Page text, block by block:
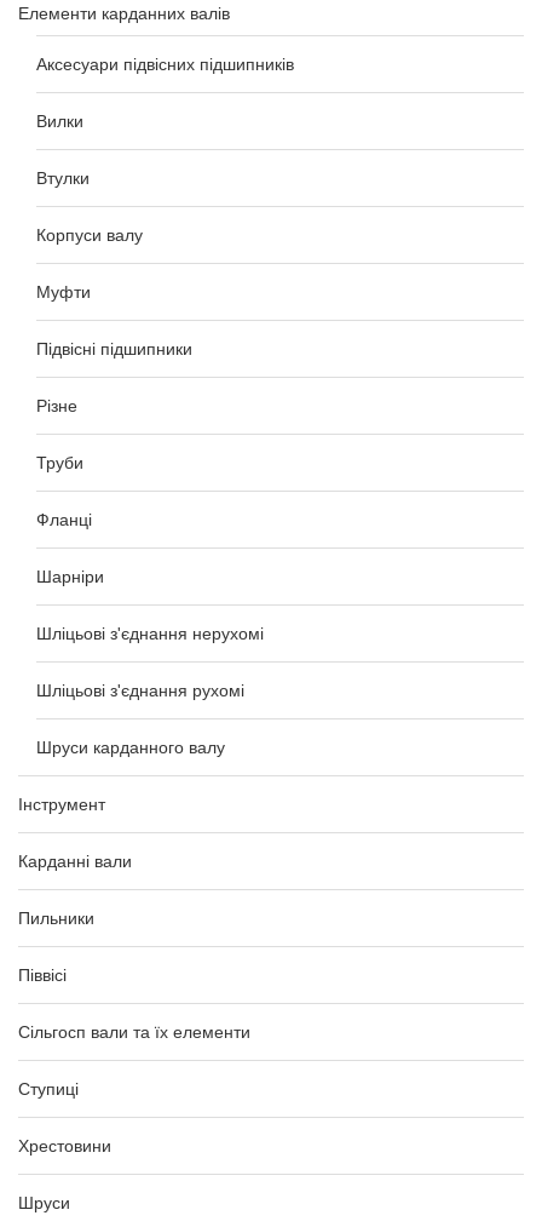
Елементи карданних валів
Аксесуари підвісних підшипників
Вилки
Втулки
Корпуси валу
Муфти
Підвісні підшипники
Різне
Труби
Фланці
Шарніри
Шліцьові з'єднання нерухомі
Шліцьові з'єднання рухомі
Шруси карданного валу
Інструмент
Карданні вали
Пильники
Піввісі
Сільгосп вали та їх елементи
Ступиці
Хрестовини
Шруси